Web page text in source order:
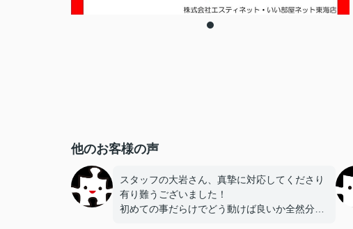
他のお客様の声
スタッフの大岩さん、真摯に対応してくださり
有り難うございました！
初めての事だらけでどう動けば良いか全然分か